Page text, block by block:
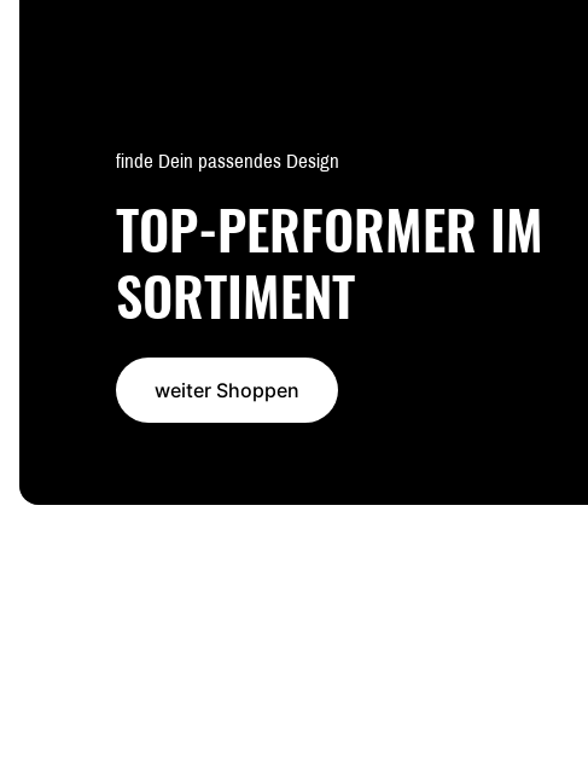
finde Dein passendes Design
TOP-PERFORMER IM
SORTIMENT
weiter Shoppen